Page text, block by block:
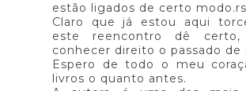
estão ligados de certo modo.rs
Claro que já estou aqui
este reencontro dê certo,
conhecer direito o passado de
Espero de todo o meu
livros o quanto antes.